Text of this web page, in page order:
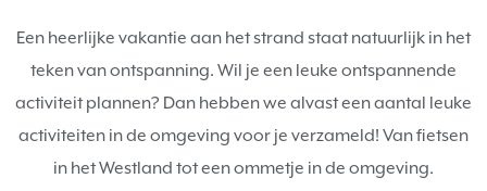
Een heerlijke vakantie aan het strand staat natuurlijk in het
teken van ontspanning. Wil je een leuke ontspannende
activiteit plannen? Dan hebben we alvast een aantal leuke
activiteiten in de omgeving voor je verzameld! Van fietsen
in het Westland tot een ommetje in de omgeving.